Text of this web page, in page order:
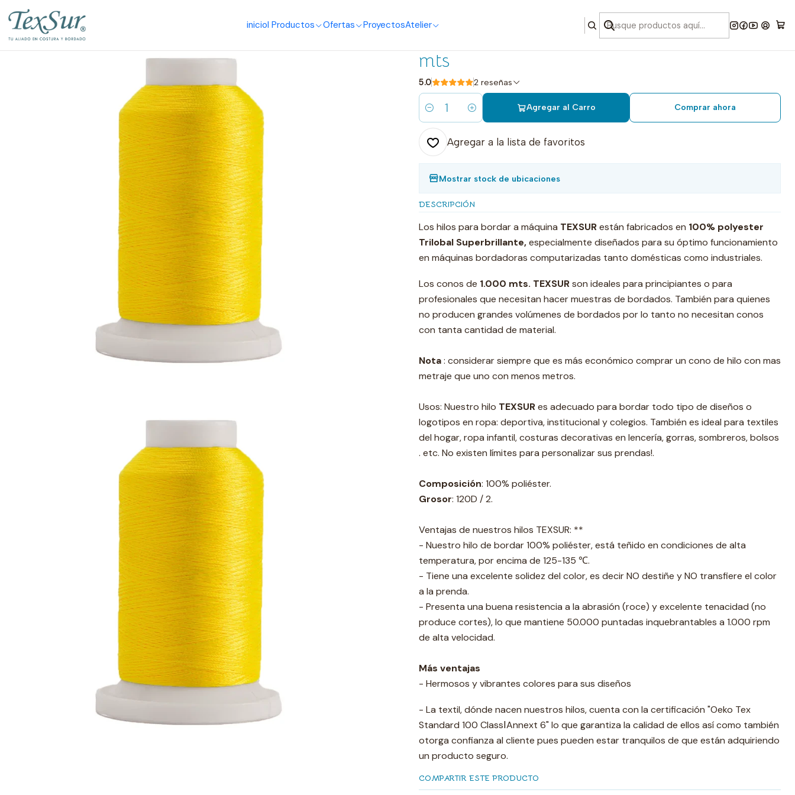
inicioI Productos Ofertas ProyectosAtelier
|
1200 hilo de bordar amarillo texsur 1000
mts
5.0 2 reseñas
Cantidad
Agregar al Carro Comprar ahora
Agregar a la lista de favoritos
Mostrar stock de ubicaciones
DESCRIPCIÓN
Los hilos para bordar a máquina TEXSURestán fabricados en 100% polyester
Trilobal Superbrillante,especialmente diseñados para su óptimo funcionamiento
en máquinas bordadoras computarizadas tanto domésticas como industriales.
Los conos de 1.000 mts. TEXSURson ideales para principiantes o para
profesionales que necesitan hacer muestras de bordados. También para quienes
no producen grandes volúmenes de bordados por lo tanto no necesitan conos
con tanta cantidad de material.
Nota: considerar siempre que es más económico comprar un cono de hilo con mas
metraje que uno con menos metros.
Usos: Nuestro hilo TEXSURes adecuado para bordar todo tipo de diseños o
logotipos en ropa: deportiva, institucional y colegios. También es ideal para textiles
del hogar, ropa infantil, costuras decorativas en lencería, gorras, sombreros, bolsos
. etc. No existen límites para personalizar sus prendas!.
Composición: 100% poliéster.
Grosor: 120D / 2.
Ventajas de nuestros hilos TEXSUR: **
- Nuestro hilo de bordar 100% poliéster, está teñido en condiciones de alta
temperatura, por encima de 125-135 ℃.
- Tiene una excelente solidez del color, es decir NO destiñe y NO transfiere el color
a la prenda.
- Presenta una buena resistencia a la abrasión (roce) y excelente tenacidad (no
produce cortes), lo que mantiene 50.000 puntadas inquebrantables a 1.000 rpm
de alta velocidad.
Más ventajas
- Hermosos y vibrantes colores para sus diseños
- La textil, dónde nacen nuestros hilos, cuenta con la certificación "Oeko Tex
Standard 100 ClassⅠAnnext 6" lo que garantiza la calidad de ellos así como también
otorga confianza al cliente pues pueden estar tranquilos de que están adquiriendo
un producto seguro.
COMPARTIR ESTE PRODUCTO